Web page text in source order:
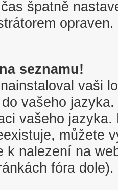
špatně
opraven.
seznamu!
vaši
vašeho
vašeho
můžete
k nalezení na
fóra dole).